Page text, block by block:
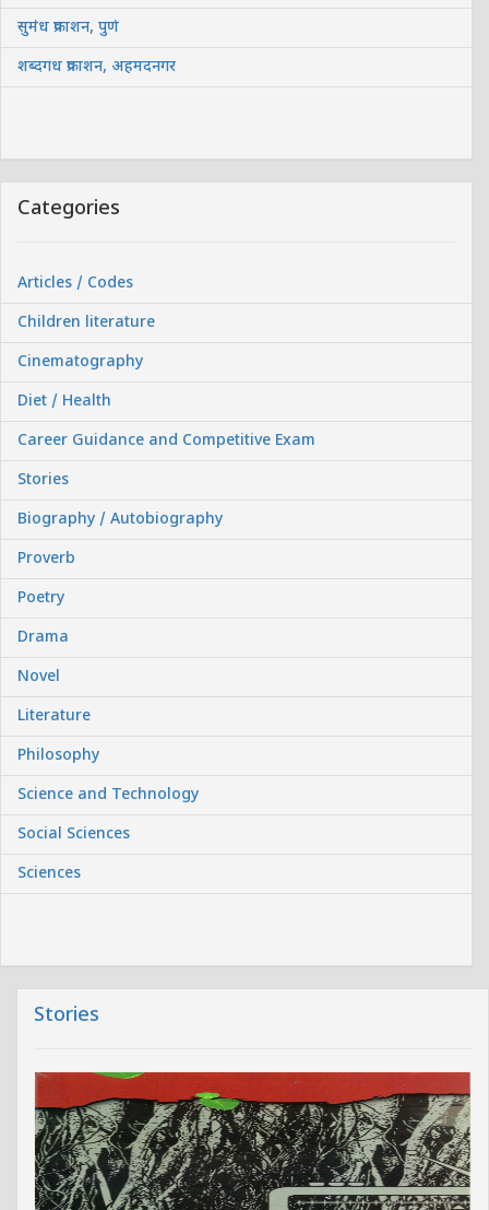
सुमेध प्रकाशन, पुणे
शब्दगंध प्रकाशन, अहमदनगर
Categories
Articles / Codes
Children literature
Cinematography
Diet / Health
Career Guidance and Competitive Exam
Stories
Biography / Autobiography
Proverb
Poetry
Drama
Novel
Literature
Philosophy
Science and Technology
Social Sciences
Sciences
Stories